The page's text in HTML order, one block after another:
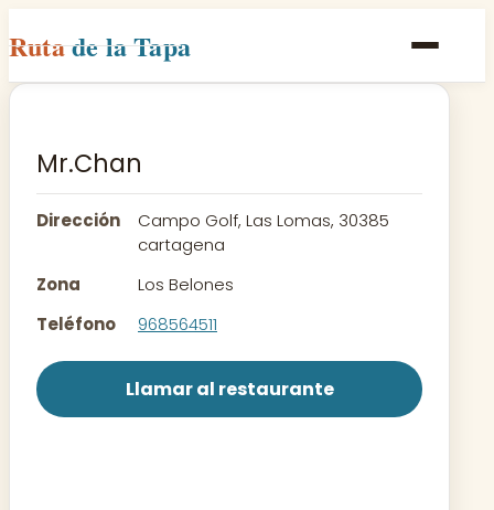
Rutade la Tapa
Inicio
Rutas
Contacto
Mr.Chan
Dirección
Campo Golf, Las Lomas, 30385
cartagena
Zona
Los Belones
Teléfono
968564511
Llamar al restaurante